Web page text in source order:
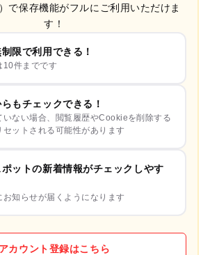
で保存機能がフルにご利用いただけま
す！
限で利用できる！
10件までです
もチェックできる！
いない場合、閲覧履歴やCookieを削除する
セットされる可能性があります
ットの新着情報がチェックしやす
お知らせが届くようになります
アカウント登録はこちら